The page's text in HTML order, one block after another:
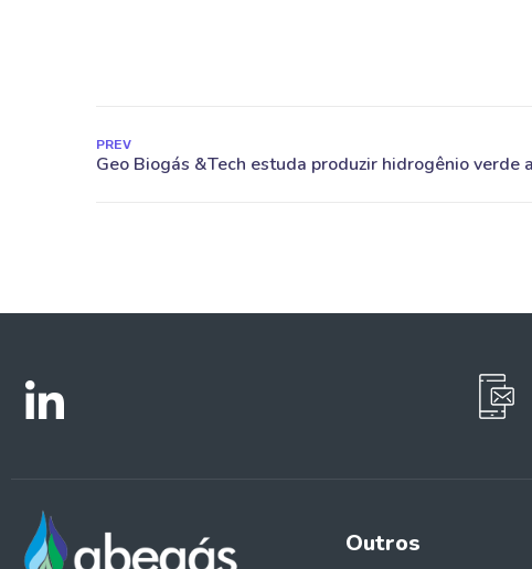
PREV
Outros